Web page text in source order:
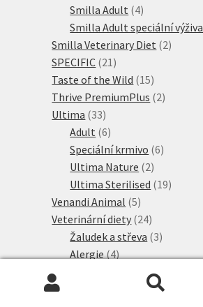
produktů
Smilla Adult 44
produkty
Smilla Adult speciální výživa
Smilla Veterinary Diet 22
SPECIFIC 21 21
produktů
Taste of the Wild 1515
produktů
Thrive PremiumPlus 22
Ultima 3333
produktů
Adult 66
produktů
Speciální krmivo 66
Ultima Nature 22
produkty
Ultima Sterilised 1919
Venandi Animal 55
produktů
Veterinární diety 2424
produktů
Žaludek a střeva 33
Alergie 44
produkty
produkty